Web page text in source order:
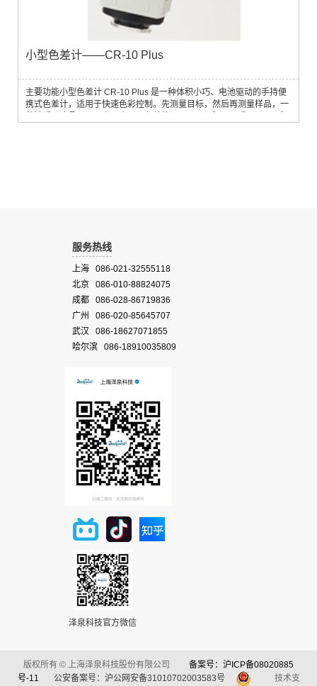
小型色差计——CR-10 Plus
主要功能小型色差计 CR-10 Plus 是一种体积小巧、电池驱动的手持便
携式色差计，适用于快速色彩控制。先测量目标，然后再测量样品，一
服务热线
上海 086-021-32555118
北京 086-010-88824075
成都 086-028-86719836
广州 086-020-85645707
武汉 086-18627071855
哈尔滨 086-18910035809
泽泉科技官方微信
版权所有 © 上海泽泉科技股份有限公司
备案号：沪ICP备08020885
号-11
公安备案号：沪公网安备31010702003583号 技术支